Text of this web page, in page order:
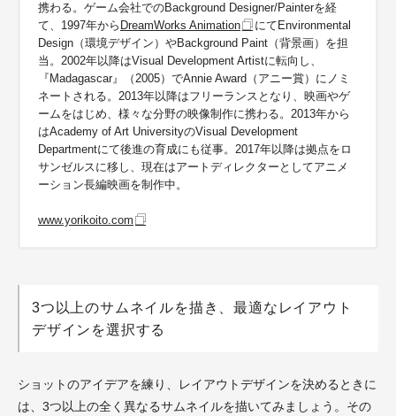
携わる。ゲーム会社でのBackground Designer/Painterを経
て、1997年から DreamWorks Animation
にてEnvironmental
Design（環境デザイン）やBackground Paint（背景画）を担
当。2002年以降はVisual Development Artistに転向し、
『Madagascar』（2005）でAnnie Award（アニー賞）にノミ
ネートされる。2013年以降はフリーランスとなり、映画やゲ
ームをはじめ、様々な分野の映像制作に携わる。2013年から
はAcademy of Art UniversityのVisual Development
Departmentにて後進の育成にも従事。2017年以降は拠点をロ
サンゼルスに移し、現在はアートディレクターとしてアニメ
ーション長編映画を制作中。
www.yorikoito.com
3つ以上のサムネイルを描き、最適なレイアウト
デザインを選択する
ショットのアイデアを練り、レイアウトデザインを決めるときに
は、3つ以上の全く異なるサムネイルを描いてみましょう。その